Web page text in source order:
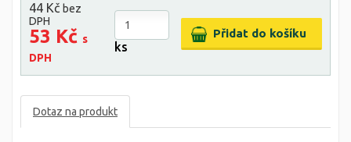
44 Kč bez
DPH
53 Kč s
DPH
ks
Dotaz na produkt